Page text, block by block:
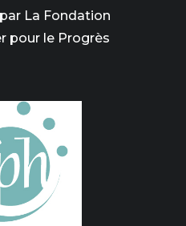
La Fondation
pour le Progrès